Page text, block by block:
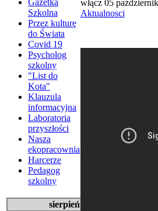
włącz 05
Aktualnosci
Gazetka
Szkolna
Przez kulturę
do Świata
Covid 19
Psycholog
szkolny
"List do
Kota"
Klauzula
informacyjna
Laboratoria
przyszłości
Nasza
ekopracownia
Harcerze
Pedagog
szkolny
sierpień 2026